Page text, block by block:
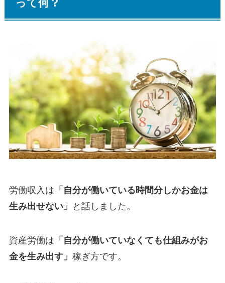
って何？
労働収入は 「自分が働いている時間分しかお金は
生み出せない」
と話しました。
資産労働は 「自分が働いていなくても仕組みがお
金を生み出す」 稼ぎ方です。